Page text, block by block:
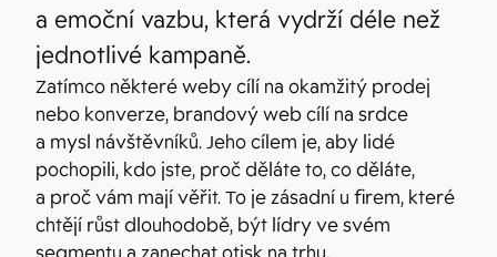
a emoční vazbu, která vydrží déle než
jednotlivé kampaně.
Zatímco některé weby cílí na okamžitý prodej
nebo konverze, brandový web cílí na srdce
a mysl návštěvníků. Jeho cílem je, aby lidé
pochopili, kdo jste, proč děláte to, co děláte,
a proč vám mají věřit. To je zásadní u firem, které
chtějí růst dlouhodobě, být lídry ve svém